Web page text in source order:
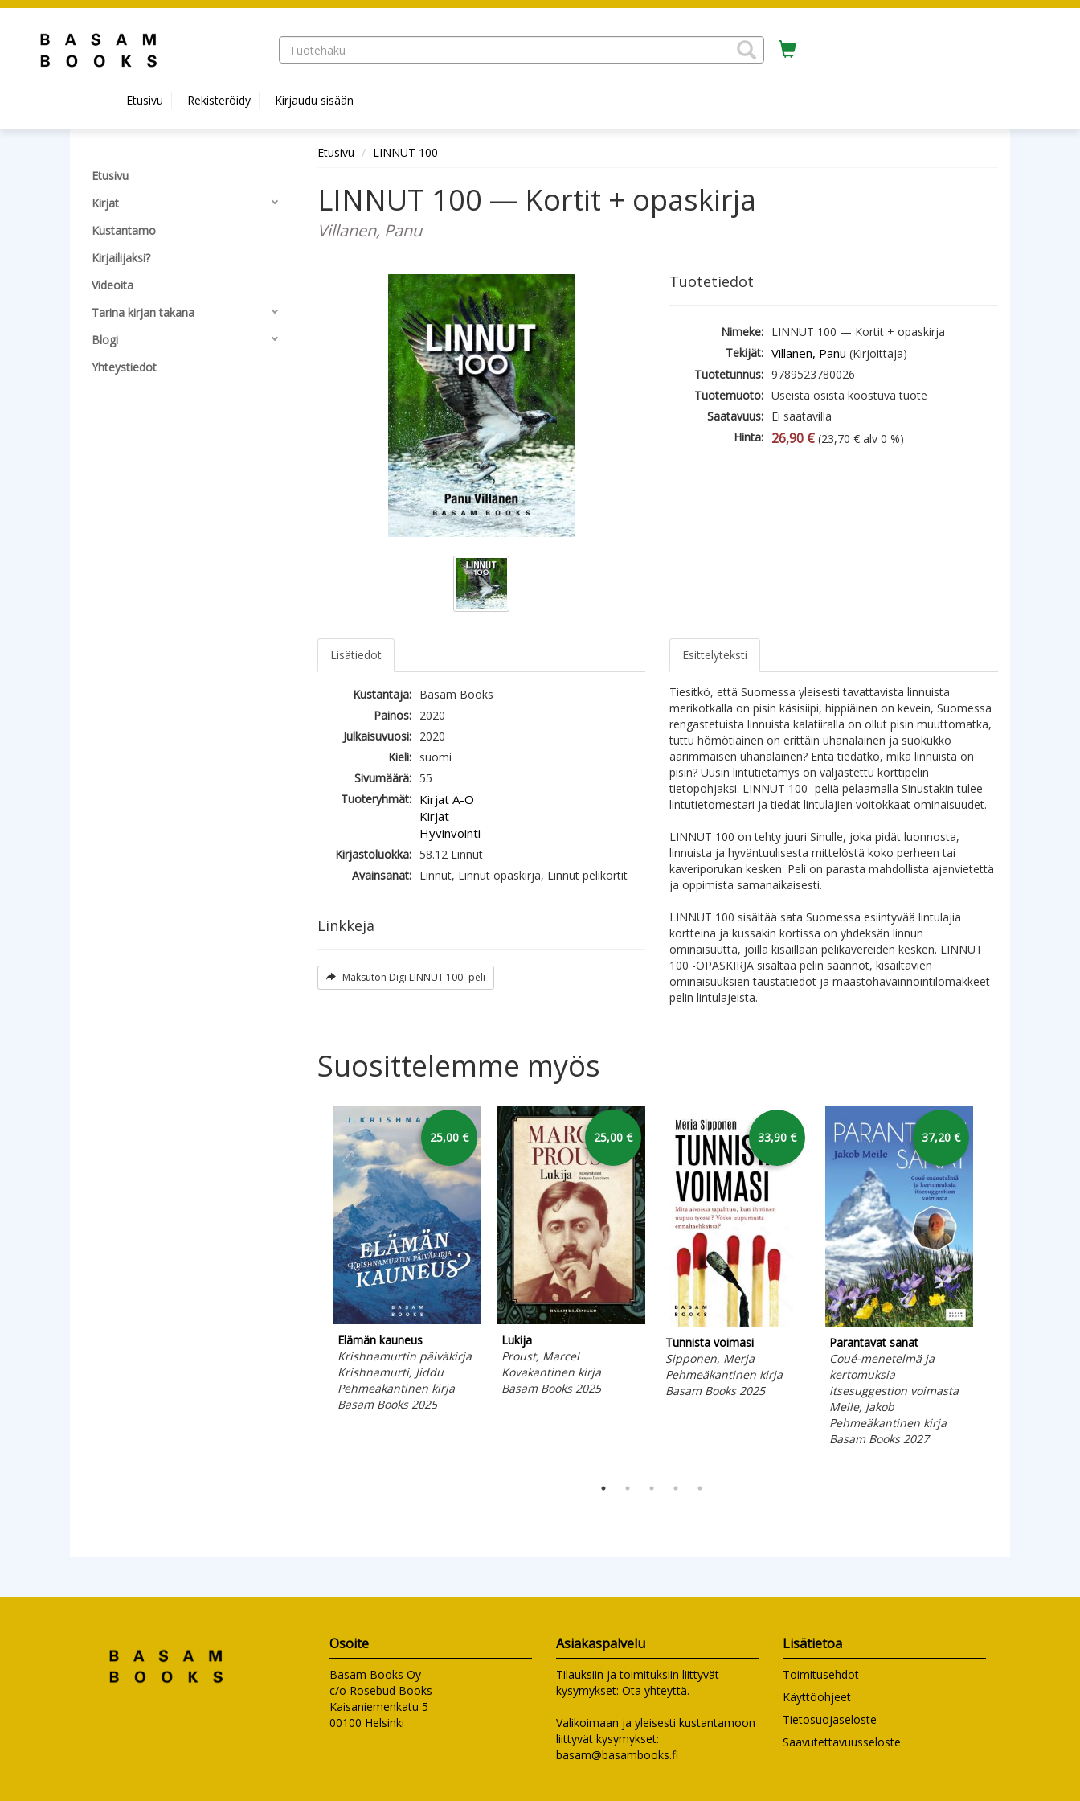
Hyppää pääsisältöön
Etusivu Rekisteröidy Kirjaudu sisään
Etusivu
Kirjat
Kustantamo
Kirjailijaksi?
Videoita
Tarina kirjan takana
Blogi
Yhteystiedot
Etusivu LINNUT 100
LINNUT 100 — Kortit + opaskirja
Villanen, Panu
Tuotetiedot
Nimeke: LINNUT 100 — Kortit + opaskirja
Tekijät: Villanen, Panu (Kirjoittaja)
Tuotetunnus: 9789523780026
Tuotemuoto: Useista osista koostuva tuote
Saatavuus: Ei saatavilla
Hinta: 26,90 € (23,70 € alv 0 %)
Lisätiedot
Kustantaja:
Basam Books
Painos:
2020
Julkaisuvuosi:
2020
Kieli:
suomi
Sivumäärä: 55
Tuoteryhmät:
Kirjat A-Ö
Kirjat
Hyvinvointi
Kirjastoluokka: 58.12 Linnut
Avainsanat:
Linnut, Linnut opaskirja, Linnut pelikortit
Linkkejä
Maksuton Digi LINNUT 100 -peli
Esittelyteksti
Tiesitkö, että Suomessa yleisesti tavattavista linnuista
merikotkalla on pisin käsisiipi, hippiäinen on kevein, Suomessa
rengastetuista linnuista kalatiiralla on ollut pisin muuttomatka,
tuttu hömötiainen on erittäin uhanalainen ja suokukko
äärimmäisen uhanalainen? Entä tiedätkö, mikä linnuista on
pisin? Uusin lintutietämys on valjastettu korttipelin
tietopohjaksi. LINNUT 100 -peliä pelaamalla Sinustakin tulee
lintutietomestari ja tiedät lintulajien voitokkaat ominaisuudet.
LINNUT 100 on tehty juuri Sinulle, joka pidät luonnosta,
linnuista ja hyväntuulisesta mittelöstä koko perheen tai
kaveriporukan kesken. Peli on parasta mahdollista ajanvietettä
ja oppimista samanaikaisesti.
LINNUT 100 sisältää sata Suomessa esiintyvää lintulajia
kortteina ja kussakin kortissa on yhdeksän linnun
ominaisuutta, joilla kisaillaan pelikavereiden kesken. LINNUT
100 -OPASKIRJA sisältää pelin säännöt, kisailtavien
ominaisuuksien taustatiedot ja maastohavainnointilomakkeet
pelin lintulajeista.
Suosittelemme myös
25,00 €
Elämän kauneus
Krishnamurtin päiväkirja
Krishnamurti, Jiddu
Pehmeäkantinen kirja
Basam Books 2025
25,00 €
Lukija
Proust, Marcel
Kovakantinen kirja
Basam Books 2025
33,90 €
Tunnista voimasi
Sipponen, Merja
Pehmeäkantinen kirja
Basam Books 2025
37,20 €
Parantavat sanat
Coué-menetelmä ja
kertomuksia
itsesuggestion voimasta
Meile, Jakob
Pehmeäkantinen kirja
Basam Books 2027
Osoite
Basam Books Oy
c/o Rosebud Books
Kaisaniemenkatu 5
00100 Helsinki
Asiakaspalvelu
Tilauksiin ja toimituksiin liittyvät
kysymykset: Ota yhteyttä.
Valikoimaan ja yleisesti kustantamoon
liittyvät kysymykset:
basam@basambooks.fi
Lisätietoa
Toimitusehdot
Käyttöohjeet
Tietosuojaseloste
Saavutettavuusseloste